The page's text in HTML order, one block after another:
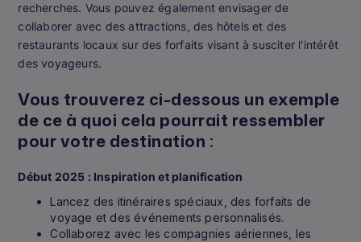
recherches. Vous pouvez également envisager de
collaborer avec des attractions, des hôtels et des
restaurants locaux sur des forfaits visant à susciter l'intérêt
des voyageurs.
Vous trouverez ci-dessous un exemple
de ce à quoi cela pourrait ressembler
pour votre destination :
Début 2025 : Inspiration et planification
Lancez des itinéraires spéciaux, des forfaits de
voyage et des événements personnalisés.
Collaborez avec les compagnies aériennes, les